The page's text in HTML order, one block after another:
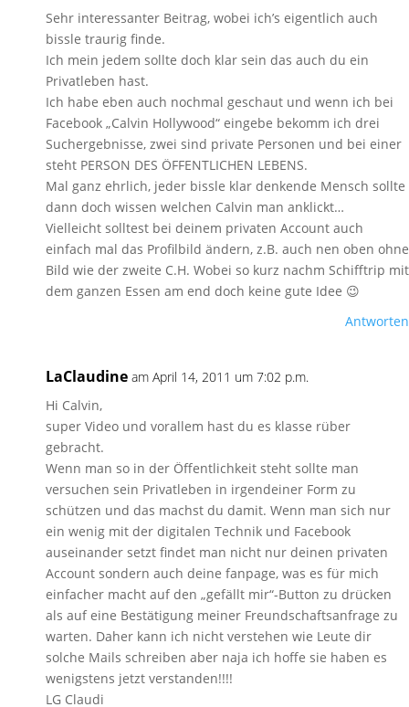
Sehr interessanter Beitrag, wobei ich’s eigentlich auch
bissle traurig finde.
Ich mein jedem sollte doch klar sein das auch du ein
Privatleben hast.
Ich habe eben auch nochmal geschaut und wenn ich bei
Facebook „Calvin Hollywood“ eingebe bekomm ich drei
Suchergebnisse, zwei sind private Personen und bei einer
steht PERSON DES ÖFFENTLICHEN LEBENS.
Mal ganz ehrlich, jeder bissle klar denkende Mensch sollte
dann doch wissen welchen Calvin man anklickt…
Vielleicht solltest bei deinem privaten Account auch
einfach mal das Profilbild ändern, z.B. auch nen oben ohne
Bild wie der zweite C.H. Wobei so kurz nachm Schifftrip mit
dem ganzen Essen am end doch keine gute Idee 😉
Antworten
LaClaudine am April 14, 2011 um 7:02 p.m.
Hi Calvin,
super Video und vorallem hast du es klasse rüber
gebracht.
Wenn man so in der Öffentlichkeit steht sollte man
versuchen sein Privatleben in irgendeiner Form zu
schützen und das machst du damit. Wenn man sich nur
ein wenig mit der digitalen Technik und Facebook
auseinander setzt findet man nicht nur deinen privaten
Account sondern auch deine fanpage, was es für mich
einfacher macht auf den „gefällt mir“-Button zu drücken
als auf eine Bestätigung meiner Freundschaftsanfrage zu
warten. Daher kann ich nicht verstehen wie Leute dir
solche Mails schreiben aber naja ich hoffe sie haben es
wenigstens jetzt verstanden!!!!
LG Claudi